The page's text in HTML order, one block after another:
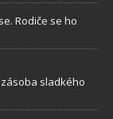
Rodiče se ho
sladkého